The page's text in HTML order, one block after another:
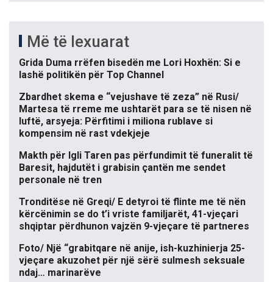
Më të lexuarat
Grida Duma rrëfen bisedën me Lori Hoxhën: Si e
lashë politikën për Top Channel
Zbardhet skema e “vejushave të zeza” në Rusi/
Martesa të rreme me ushtarët para se të nisen në
luftë, arsyeja: Përfitimi i miliona rublave si
kompensim në rast vdekjeje
Makth për Igli Taren pas përfundimit të funeralit të
Baresit, hajdutët i grabisin çantën me sendet
personale në tren
Tronditëse në Greqi/ E detyroi të flinte me të nën
kërcënimin se do t’i vriste familjarët, 41-vjeçari
shqiptar përdhunon vajzën 9-vjeçare të partneres
Foto/ Një “grabitqare në anije, ish-kuzhinierja 25-
vjeçare akuzohet për një sërë sulmesh seksuale
ndaj… marinarëve